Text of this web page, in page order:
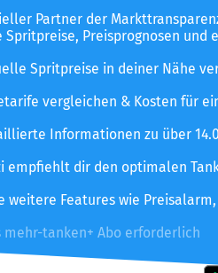
Partner der
Preisprognosen und
Spritpreise in deiner Nähe
vergleichen & Kosten für
Informationen zu über
empfiehlt dir den optimalen
weitere Features wie
mehr-tanken+ Abo erforderlich